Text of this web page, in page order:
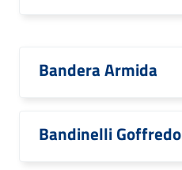
Bandera Armida
Bandinelli Goffredo